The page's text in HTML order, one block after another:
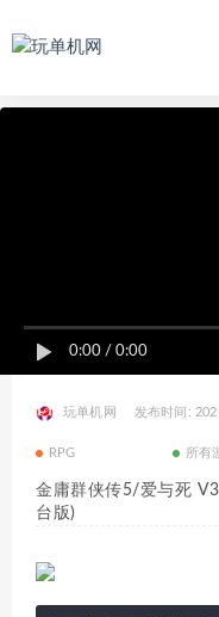
0:00 / 0:00
玩单机网 发布时间:
RPG 所有
金庸群侠传5/爱与死
台版)